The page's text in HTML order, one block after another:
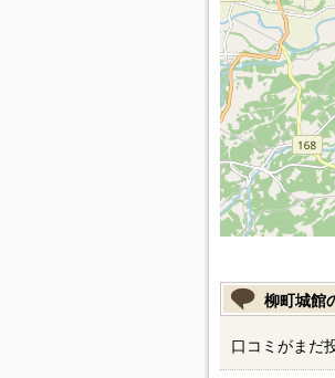
柳町城館
口コミがまだ